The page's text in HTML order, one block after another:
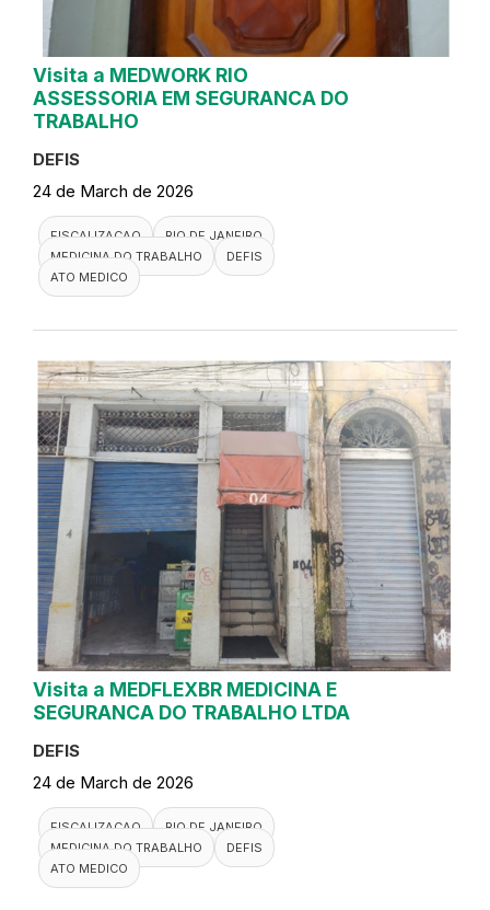
Visita a MEDWORK RIO
ASSESSORIA EM SEGURANCA DO
TRABALHO
DEFIS
24 de March de 2026
FISCALIZACAO
RIO DE JANEIRO
MEDICINA DO TRABALHO
DEFIS
ATO MEDICO
Visita a MEDFLEXBR MEDICINA E
SEGURANCA DO TRABALHO LTDA
DEFIS
24 de March de 2026
FISCALIZACAO
RIO DE JANEIRO
MEDICINA DO TRABALHO
DEFIS
ATO MEDICO